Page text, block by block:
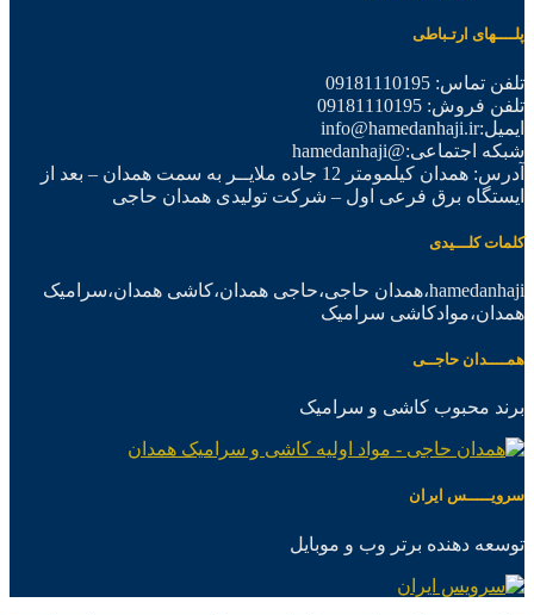
پلــــهای ارتـباطی
تلفن تماس: 09181110195
تلفن فروش: 09181110195
ایمیل:info@hamedanhaji.ir
شبکه اجتماعی:@hamedanhaji
آدرس: همدان کیلمومتر 12 جاده ملایــر به سمت همدان – بعد از
ایستگاه برق فرعی اول – شرکت تولیدی همدان حاجی
کلمات کلـــیدی
hamedanhaji،همدان حاجی،حاجی همدان،کاشی همدان،سرامیک
همدان،موادکاشی سرامیک
همــــدان حاجــی
برند محبوب کاشی و سرامیک
سرویـــــس ایران
توسعه دهنده برتر وب و موبایل